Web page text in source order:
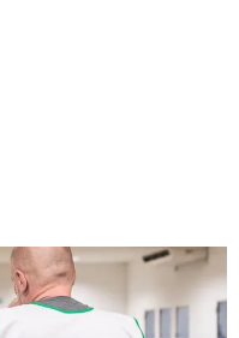
a «mantener la